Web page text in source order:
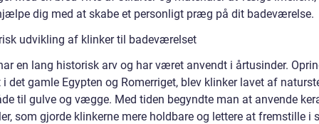
dig med at skabe et personligt præg på dit badeværelse.
udvikling af klinker til badeværelset
en lang historisk arv og har været anvendt i årtusinder.
i det gamle Egypten og Romerriget, blev klinker lavet af
til gulve og vægge. Med tiden begyndte man at anvende
som gjorde klinkerne mere holdbare og lettere at fremstille i